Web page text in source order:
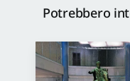
Potrebbero